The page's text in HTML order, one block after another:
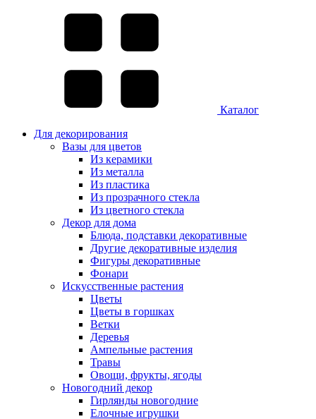
Каталог
Для декорирования
Вазы для цветов
Из керамики
Из металла
Из пластика
Из прозрачного стекла
Из цветного стекла
Декор для дома
Блюда, подставки декоративные
Другие декоративные изделия
Фигуры декоративные
Фонари
Искусственные растения
Цветы
Цветы в горшках
Ветки
Деревья
Ампельные растения
Травы
Овощи, фрукты, ягоды
Новогодний декор
Гирлянды новогодние
Елочные игрушки